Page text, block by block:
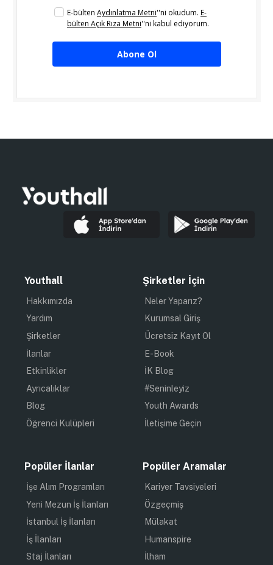
E-bülten Aydınlatma Metni''ni okudum. E-
bülten Açık Rıza Metni''ni kabul ediyorum.
Abone Ol
Youthall
Hakkımızda
Yardım
Şirketler
İlanlar
Etkinlikler
Ayrıcalıklar
Blog
Öğrenci Kulüpleri
Şirketler İçin
Neler Yaparız?
Kurumsal Giriş
Ücretsiz Kayıt Ol
E-Book
İK Blog
#Seninleyiz
Youth Awards
İletişime Geçin
Popüler İlanlar
İşe Alım Programları
Yeni Mezun İş İlanları
İstanbul İş İlanları
İş İlanları
Staj İlanları
Popüler Aramalar
Kariyer Tavsiyeleri
Özgeçmiş
Mülakat
Humanspire
İlham